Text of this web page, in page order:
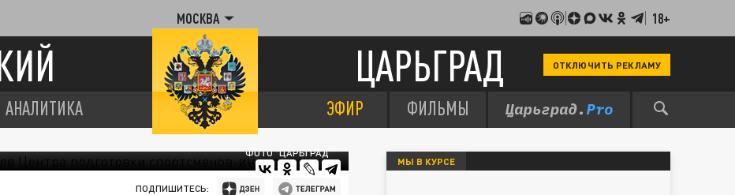
МОСКВА 18+
ЦАРЬГРАД ОТКЛЮЧИТЬ РЕКЛАМУ
АНАЛИТИКА ЭФИР ФИЛЬМЫ
ФОТО "ЦАРЬГРАД"
ПОДПИШИТЕСЬ:
МЫ В КУРСЕ